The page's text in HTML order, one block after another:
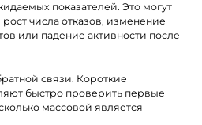
показателей. Это могут
числа отказов, изменение
или падение активности после
связи. Короткие
быстро проверить первые
массовой является